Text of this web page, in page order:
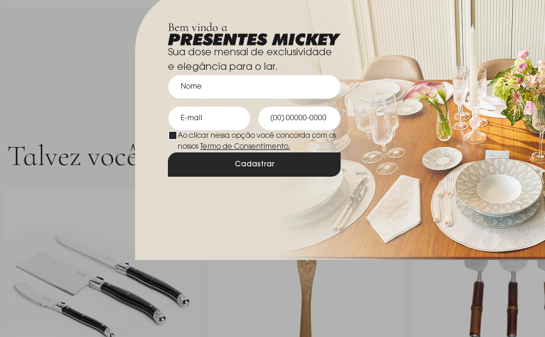
Bem vindo a
Sua dose mensal de exclusividade
e elegância para o lar.
Ao clicar nessa opção você concorda com os
nossos Termo de Consentimento.
Cadastrar
Talvez você goste